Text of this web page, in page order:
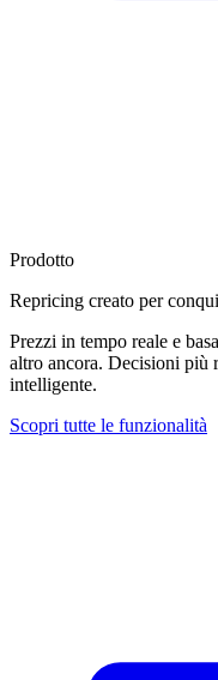
Prodotto
Repricing creato per
Prezzi in tempo reale e
altro ancora. Decisioni più
intelligente.
Scopri tutte le funzionalità